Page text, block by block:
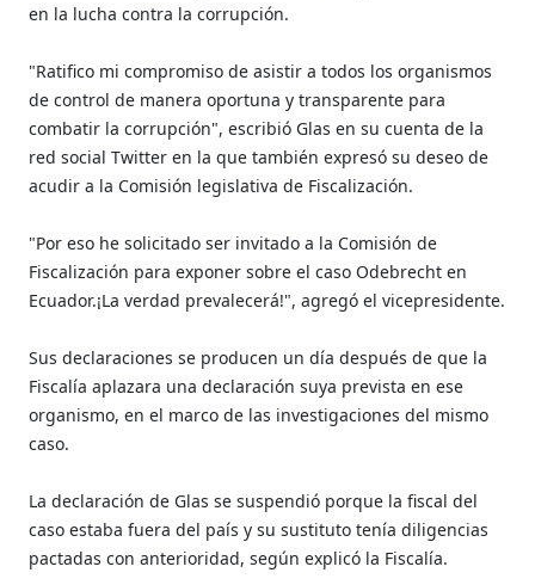
en la lucha contra la corrupción.
"Ratifico mi compromiso de asistir a todos los organismos
de control de manera oportuna y transparente para
combatir la corrupción", escribió Glas en su cuenta de la
red social Twitter en la que también expresó su deseo de
acudir a la Comisión legislativa de Fiscalización.
"Por eso he solicitado ser invitado a la Comisión de
Fiscalización para exponer sobre el caso Odebrecht en
Ecuador.¡La verdad prevalecerá!", agregó el vicepresidente.
Sus declaraciones se producen un día después de que la
Fiscalía aplazara una declaración suya prevista en ese
organismo, en el marco de las investigaciones del mismo
caso.
La declaración de Glas se suspendió porque la fiscal del
caso estaba fuera del país y su sustituto tenía diligencias
pactadas con anterioridad, según explicó la Fiscalía.